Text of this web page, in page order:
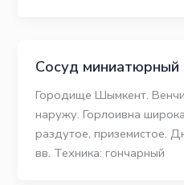
Сосуд миниатюрный
Городище Шымкент.
наружу. Горлоивна
раздутое, приземистое.
вв. Техника: гончарный